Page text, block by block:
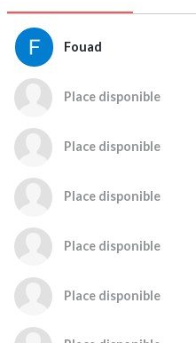
Fouad
Place disponible
Place disponible
Place disponible
Place disponible
Place disponible